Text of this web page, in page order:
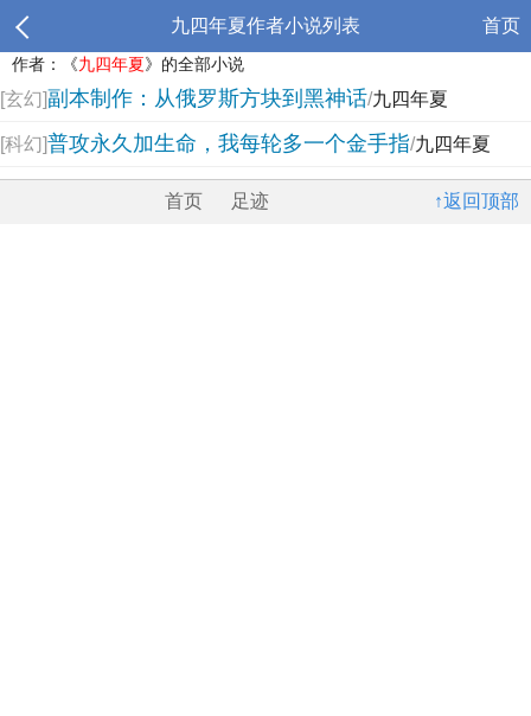
九四年夏作者小说列表 首页
作者：《九四年夏》的全部小说
[玄幻]副本制作：从俄罗斯方块到黑神话/九四年夏
[科幻]普攻永久加生命，我每轮多一个金手指/九四年夏
↑返回顶部
首页 足迹